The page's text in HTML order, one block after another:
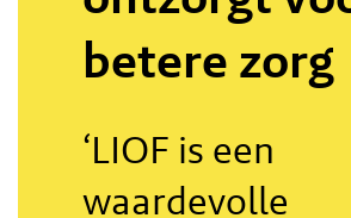
betere zorg
‘LIOF is een
waardevolle